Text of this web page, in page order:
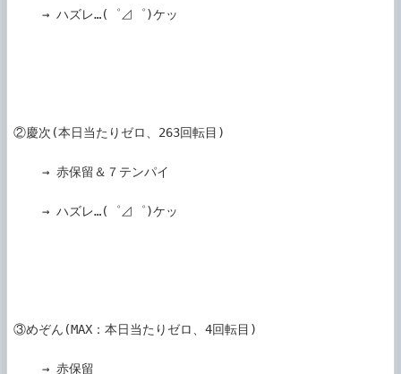
②慶次(本日当たりゼロ、263回転目)
③めぞん(MAX：本日当たりゼロ、4回転目)